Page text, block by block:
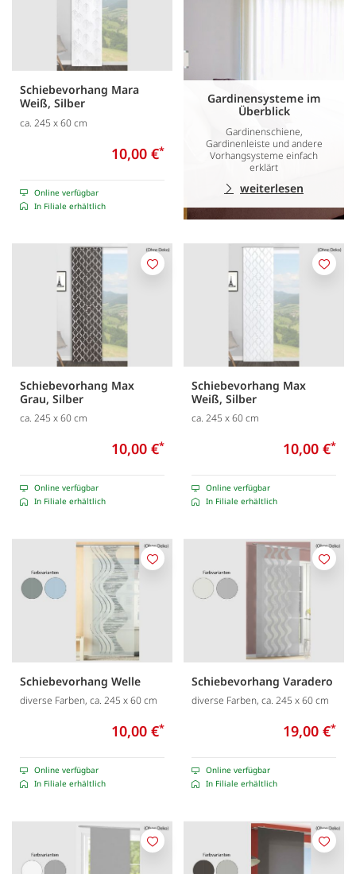
Schiebevorhang Mara
Weiß, Silber
ca. 245 x 60 cm
10,00 €*
Online verfügbar
In Filiale erhältlich
Gardinensysteme im
Überblick
Gardinenschiene,
Gardinenleiste und andere
Vorhangsysteme einfach
erklärt
weiterlesen
Schiebevorhang Max
Grau, Silber
ca. 245 x 60 cm
10,00 €*
Online verfügbar
In Filiale erhältlich
Merken
Schiebevorhang Max
Weiß, Silber
ca. 245 x 60 cm
10,00 €*
Online verfügbar
In Filiale erhältlich
Schiebevorhang Welle
diverse Farben, ca. 245 x 60 cm
10,00 €*
Online verfügbar
In Filiale erhältlich
Merken
Schiebevorhang Varadero
diverse Farben, ca. 245 x 60 cm
19,00 €*
Online verfügbar
In Filiale erhältlich
Merken